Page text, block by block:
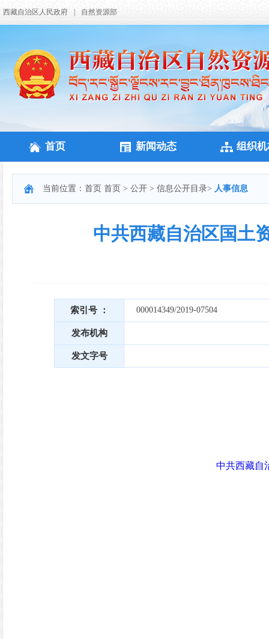
西藏自治区人民政府 自然资源部
首页 新闻动态 组织
当前位置： 首页 首页 > 公开 > 信息公开目录> 人事信息
中共西藏自治区国土
索引号 ： 000014349/2019-07504
发布机构
发文字号
中共西藏自